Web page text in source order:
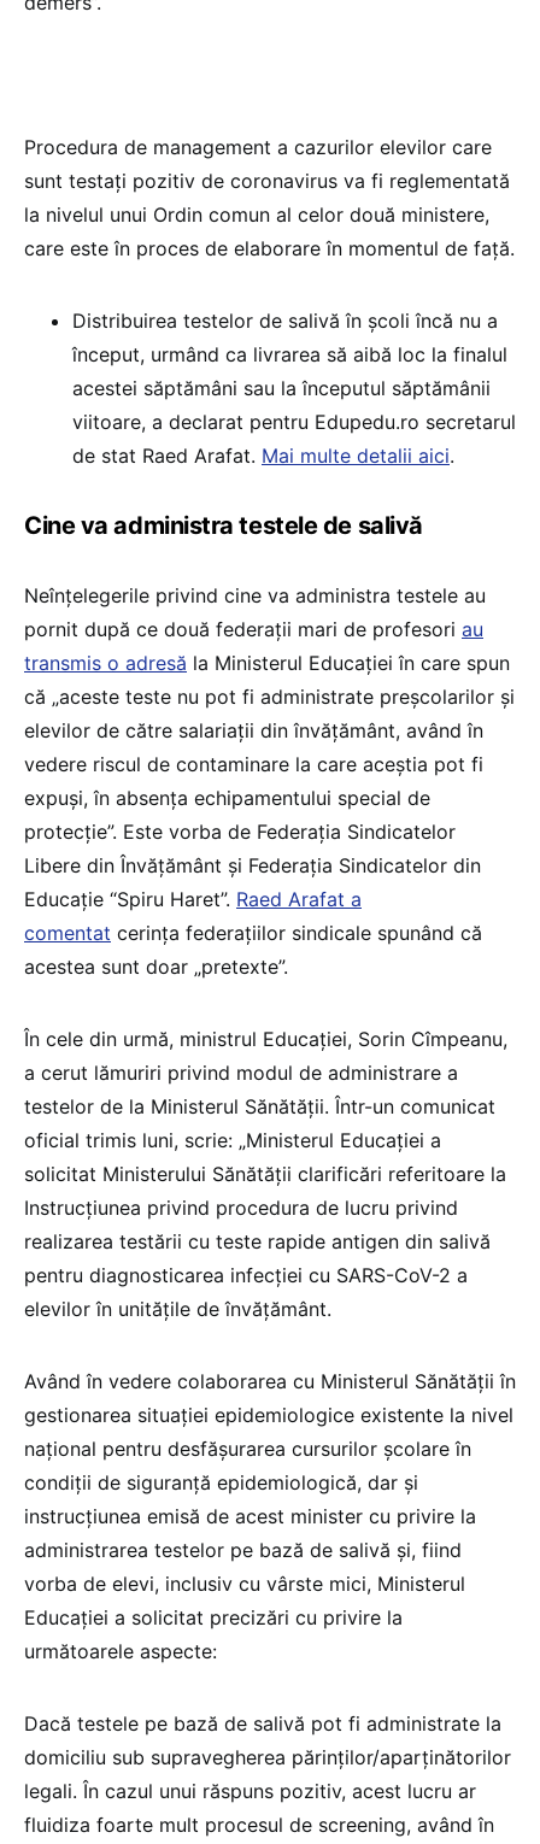
Procedura de management a cazurilor elevilor care
sunt testați pozitiv de coronavirus va fi reglementată
la nivelul unui Ordin comun al celor două ministere,
care este în proces de elaborare în momentul de față.
Distribuirea testelor de salivă în școli încă nu a
început, urmând ca livrarea să aibă loc la finalul
acestei săptămâni sau la începutul săptămânii
viitoare, a declarat pentru Edupedu.ro secretarul
de stat Raed Arafat. Mai multe detalii aici.
Cine va administra testele de salivă
Neînțelegerile privind cine va administra testele au
pornit după ce două federații mari de profesori au
transmis o adresă la Ministerul Educației în care spun
că „aceste teste nu pot fi administrate preșcolarilor și
elevilor de către salariații din învățământ, având în
vedere riscul de contaminare la care aceștia pot fi
expuși, în absența echipamentului special de
protecție”. Este vorba de Federația Sindicatelor
Libere din Învățământ și Federația Sindicatelor din
Educație “Spiru Haret”. Raed Arafat a
comentat cerința federațiilor sindicale spunând că
acestea sunt doar „pretexte”.
În cele din urmă, ministrul Educației, Sorin Cîmpeanu,
a cerut lămuriri privind modul de administrare a
testelor de la Ministerul Sănătății. Într-un comunicat
oficial trimis luni, scrie: „Ministerul Educației a
solicitat Ministerului Sănătății clarificări referitoare la
Instrucțiunea privind procedura de lucru privind
realizarea testării cu teste rapide antigen din salivă
pentru diagnosticarea infecției cu SARS-CoV-2 a
elevilor în unitățile de învățământ.
Având în vedere colaborarea cu Ministerul Sănătății în
gestionarea situației epidemiologice existente la nivel
național pentru desfășurarea cursurilor școlare în
condiții de siguranță epidemiologică, dar și
instrucțiunea emisă de acest minister cu privire la
administrarea testelor pe bază de salivă și, fiind
vorba de elevi, inclusiv cu vârste mici, Ministerul
Educației a solicitat precizări cu privire la
următoarele aspecte:
Dacă testele pe bază de salivă pot fi administrate la
domiciliu sub supravegherea părinților/aparținătorilor
legali. În cazul unui răspuns pozitiv, acest lucru ar
fluidiza foarte mult procesul de screening, având în